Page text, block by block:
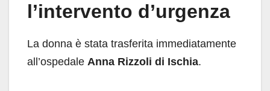
l’intervento d’urgenza
La donna è stata trasferita immediatamente
all’ospedale Anna Rizzoli di Ischia.